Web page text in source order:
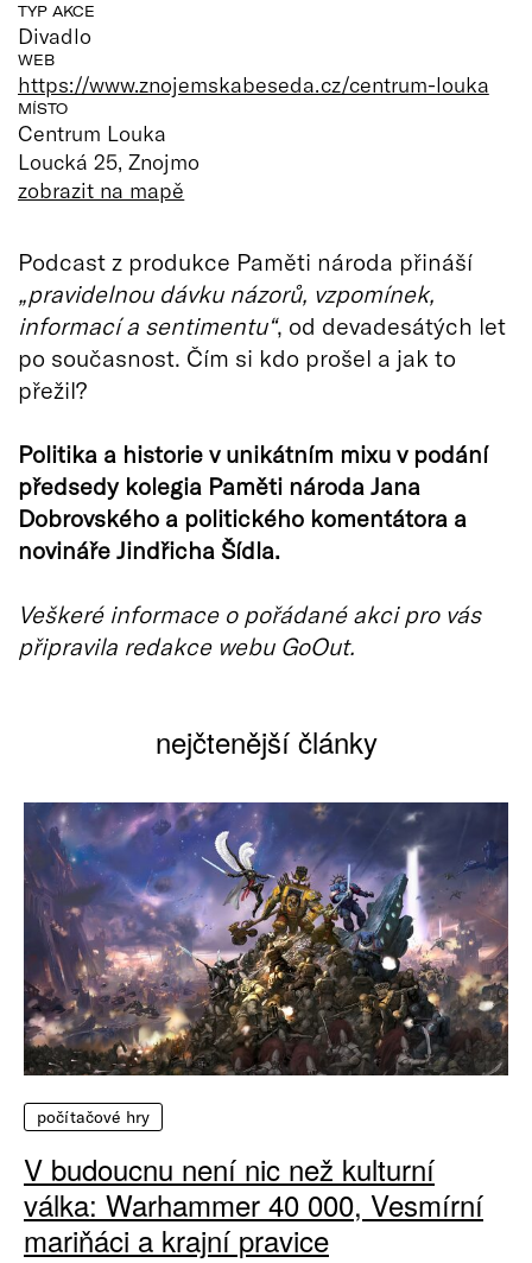
TYP AKCE
Divadlo
WEB
https://www.znojemskabeseda.cz/centrum-louka
MÍSTO
Centrum Louka
Loucká 25, Znojmo
zobrazit na mapě
Podcast z produkce Paměti národa přináší
„pravidelnou dávku názorů, vzpomínek,
informací a sentimentu“, od devadesátých let
po současnost. Čím si kdo prošel a jak to
přežil?
Politika a historie v unikátním mixu v podání
předsedy kolegia Paměti národa Jana
Dobrovského a politického komentátora a
novináře Jindřicha Šídla.
Veškeré informace o pořádané akci pro vás
připravila redakce webu GoOut.
nejčtenější články
počítačové hry
V budoucnu není nic než kulturní
válka: Warhammer 40 000, Vesmírní
mariňáci a krajní pravice